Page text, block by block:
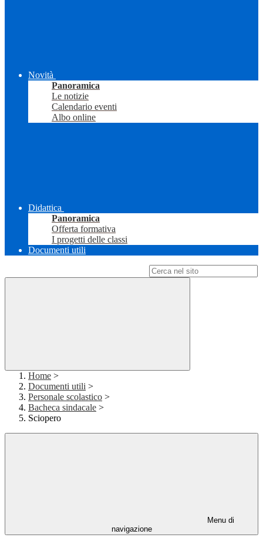
Novità
Panoramica
Le notizie
Calendario eventi
Albo online
Didattica
Panoramica
Offerta formativa
I progetti delle classi
Documenti utili
Home >
Documenti utili >
Personale scolastico >
Bacheca sindacale >
Sciopero
Menu di
navigazione